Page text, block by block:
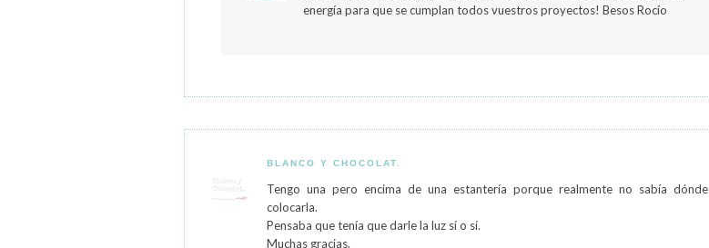
energía para que se cumplan todos vuestros proyectos! Besos Rocío
BLANCO Y CHOCOLAT.
Tengo una pero encima de una estantería porque realmente no sabía dónde
colocarla.
Pensaba que tenía que darle la luz sí o sí.
Muchas gracias.